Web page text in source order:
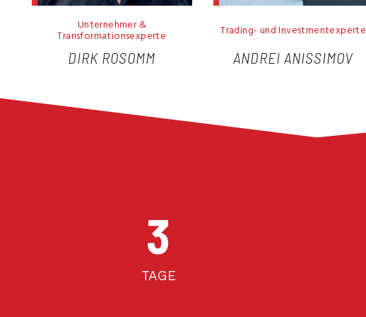
Unternehmer &
Transformationsexperte
DIRK ROSOMM
Trading- und Investmentexperte
ANDREI ANISSIMOV
TAGE
3